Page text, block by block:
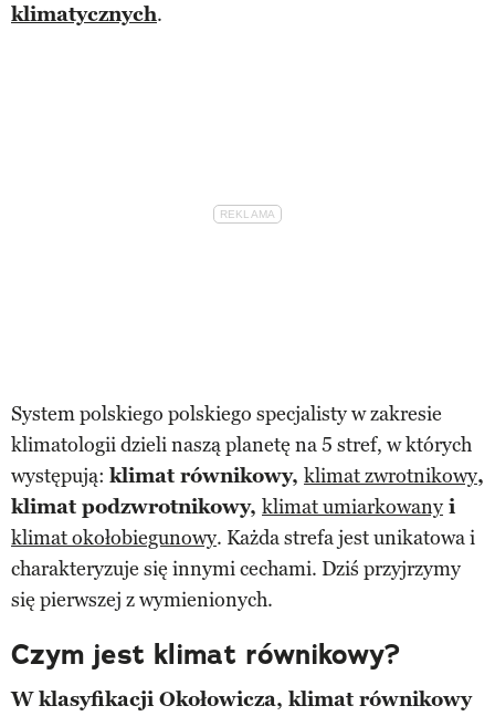
klimatycznych.
System polskiego polskiego specjalisty w zakresie
klimatologii dzieli naszą planetę na 5 stref, w których
występują: klimat równikowy, klimat zwrotnikowy,
klimat podzwrotnikowy, klimat umiarkowany i
klimat okołobiegunowy. Każda strefa jest unikatowa i
charakteryzuje się innymi cechami. Dziś przyjrzymy
się pierwszej z wymienionych.
Czym jest klimat równikowy?
W klasyfikacji Okołowicza, klimat równikowy